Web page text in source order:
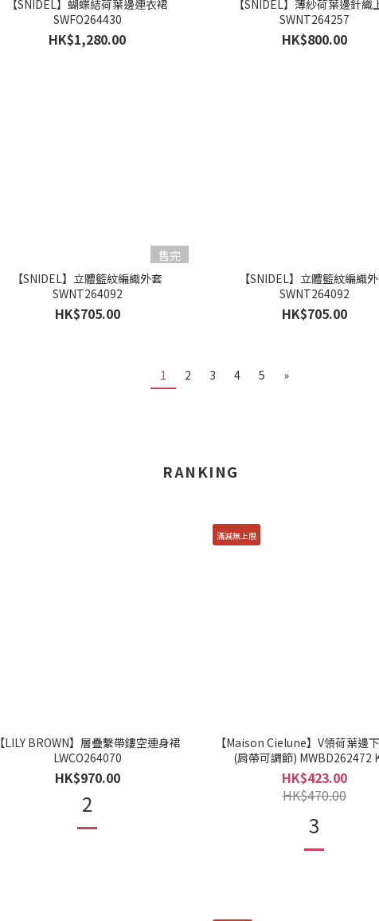
【SNIDEL】蝴蝶結荷葉邊連衣裙
SWFO264430
HK$1,280.00
【SNIDEL】薄紗荷葉邊針織
SWNT264257
HK$800.00
售完
【SNIDEL】立體籃紋編織外套
SWNT264092
HK$705.00
【SNIDEL】立體籃紋編織
SWNT264092
HK$705.00
1 2 3 4 5 »
RANKING
【LILY BROWN】層疊繫帶鏤空連身裙
LWCO264070
HK$970.00
2
滿減無上限
【Maison Cielune】V領荷葉邊
(肩帶可調節) MWBD262472
HK$423.00
HK$470.00
3